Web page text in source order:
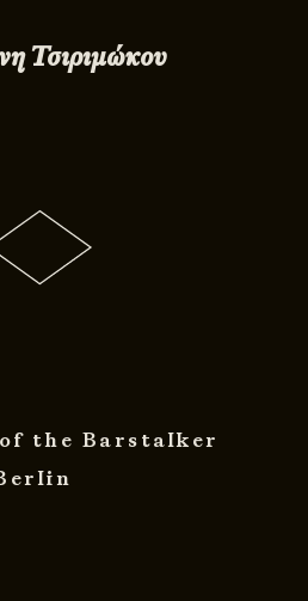
Τσιριμώκου
the Barstalker